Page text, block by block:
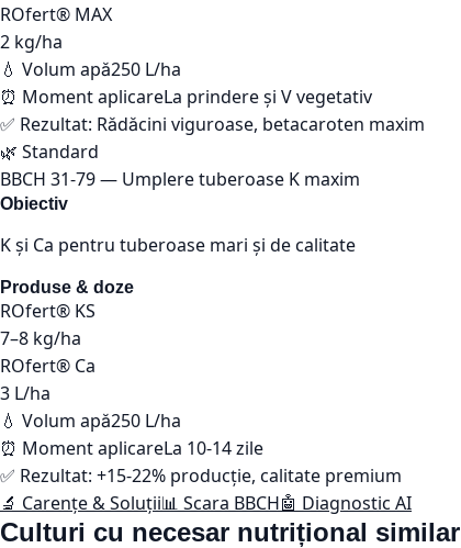
ROfert® MAX
2 kg/ha
💧 Volum apă250 L/ha
⏰ Moment aplicareLa prindere și V vegetativ
✅ Rezultat: Rădăcini viguroase, betacaroten maxim
🌿 Standard
BBCH 31-79— Umplere tuberoase K maxim
Obiectiv
K și Ca pentru tuberoase mari și de calitate
Produse & doze
ROfert® KS
7–8 kg/ha
ROfert® Ca
3 L/ha
💧 Volum apă250 L/ha
⏰ Moment aplicareLa 10-14 zile
✅ Rezultat: +15-22% producție, calitate premium
🔬 Carențe & Soluții📊 Scara BBCH🤖 Diagnostic AI
Culturi cu necesar nutrițional similar